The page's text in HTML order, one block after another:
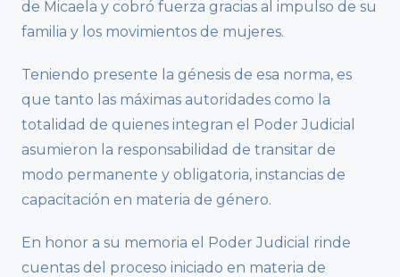
de Micaela y cobró fuerza gracias al impulso de su
familia y los movimientos de mujeres.
Teniendo presente la génesis de esa norma, es
que tanto las máximas autoridades como la
totalidad de quienes integran el Poder Judicial
asumieron la responsabilidad de transitar de
modo permanente y obligatoria, instancias de
capacitación en materia de género.
En honor a su memoria el Poder Judicial rinde
cuentas del proceso iniciado en materia de